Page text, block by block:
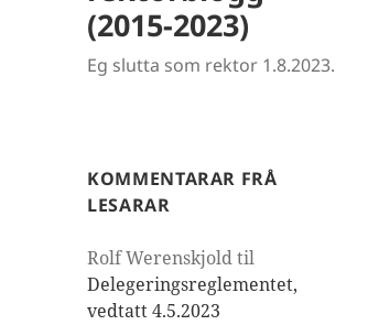
(2015-2023)
Eg slutta som rektor 1.8.2023.
KOMMENTARAR FRÅ
LESARAR
Rolf Werenskjoldtil
Delegeringsreglementet,
vedtatt 4.5.2023